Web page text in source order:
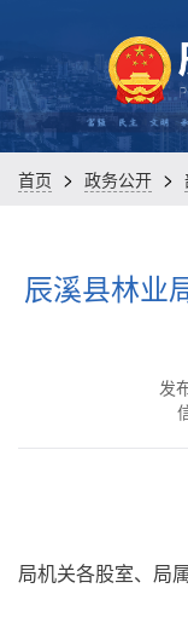
首页 > 政务公开 >
辰溪县林业
发
局机关各股室、局